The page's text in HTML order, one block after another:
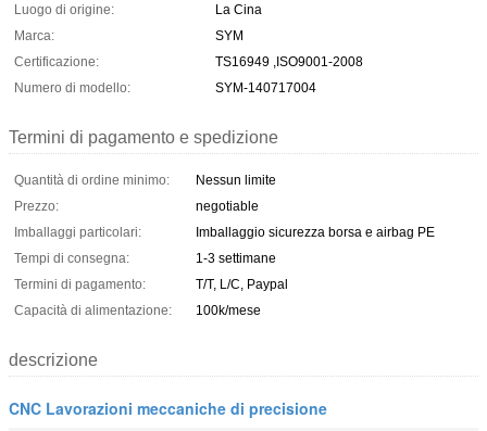
Luogo di origine:
La Cina
Marca:
SYM
Certificazione:
TS16949 ,ISO9001-2008
Numero di modello:
SYM-140717004
Termini di pagamento e spedizione
Quantità di ordine minimo:
Nessun limite
Prezzo:
negotiable
Imballaggi particolari:
Imballaggio sicurezza borsa e airbag PE
Tempi di consegna:
1-3 settimane
Termini di pagamento:
T/T, L/C, Paypal
Capacità di alimentazione:
100k/mese
descrizione
CNC Lavorazioni meccaniche di precisione